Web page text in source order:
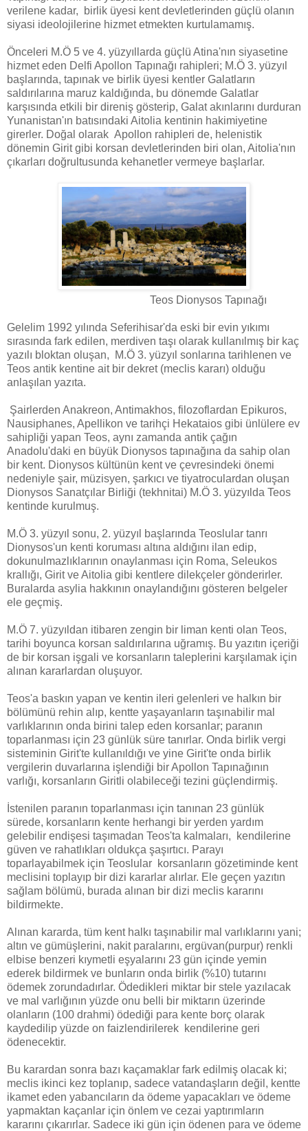
verilene kadar, birlik üyesi kent devletlerinden güçlü olanın
siyasi ideolojilerine hizmet etmekten kurtulamamış.
Önceleri M.Ö 5 ve 4. yüzyıllarda güçlü Atina'nın siyasetine
hizmet eden Delfi Apollon Tapınağı rahipleri; M.Ö 3. yüzyıl
başlarında, tapınak ve birlik üyesi kentler Galatların
saldırılarına maruz kaldığında, bu dönemde Galatlar
karşısında etkili bir direniş gösterip, Galat akınlarını durduran
Yunanistan'ın batısındaki Aitolia kentinin hakimiyetine
girerler. Doğal olarak Apollon rahipleri de, helenistik
dönemin Girit gibi korsan devletlerinden biri olan, Aitolia'nın
çıkarları doğrultusunda kehanetler vermeye başlarlar.
Teos Dionysos Tapınağı
Gelelim 1992 yılında Seferihisar'da eski bir evin yıkımı
sırasında fark edilen, merdiven taşı olarak kullanılmış bir kaç
yazılı bloktan oluşan, M.Ö 3. yüzyıl sonlarına tarihlenen ve
Teos antik kentine ait bir dekret (meclis kararı) olduğu
anlaşılan yazıta.
Şairlerden Anakreon, Antimakhos, filozoflardan Epikuros,
Nausiphanes, Apellikon ve tarihçi Hekataios gibi ünlülere ev
sahipliği yapan Teos, aynı zamanda antik çağın
Anadolu'daki en büyük Dionysos tapınağına da sahip olan
bir kent. Dionysos kültünün kent ve çevresindeki önemi
nedeniyle şair, müzisyen, şarkıcı ve tiyatroculardan oluşan
Dionysos Sanatçılar Birliği (tekhnitai) M.Ö 3. yüzyılda Teos
kentinde kurulmuş.
M.Ö 3. yüzyıl sonu, 2. yüzyıl başlarında Teoslular tanrı
Dionysos'un kenti koruması altına aldığını ilan edip,
dokunulmazlıklarının onaylanması için Roma, Seleukos
krallığı, Girit ve Aitolia gibi kentlere dilekçeler gönderirler.
Buralarda asylia hakkının onaylandığını gösteren belgeler
ele geçmiş.
M.Ö 7. yüzyıldan itibaren zengin bir liman kenti olan Teos,
tarihi boyunca korsan saldırılarına uğramış. Bu yazıtın içeriği
de bir korsan işgali ve korsanların taleplerini karşılamak için
alınan kararlardan oluşuyor.
Teos'a baskın yapan ve kentin ileri gelenleri ve halkın bir
bölümünü rehin alıp, kentte yaşayanların taşınabilir mal
varlıklarının onda birini talep eden korsanlar; paranın
toparlanması için 23 günlük süre tanırlar. Onda birlik vergi
sisteminin Girit'te kullanıldığı ve yine Girit'te onda birlik
vergilerin duvarlarına işlendiği bir Apollon Tapınağının
varlığı, korsanların Giritli olabileceği tezini güçlendirmiş.
İstenilen paranın toparlanması için tanınan 23 günlük
sürede, korsanların kente herhangi bir yerden yardım
gelebilir endişesi taşımadan Teos'ta kalmaları, kendilerine
güven ve rahatlıkları oldukça şaşırtıcı. Parayı
toparlayabilmek için Teoslular korsanların gözetiminde kent
meclisini toplayıp bir dizi kararlar alırlar. Ele geçen yazıtın
sağlam bölümü, burada alınan bir dizi meclis kararını
bildirmekte.
Alınan kararda, tüm kent halkı taşınabilir mal varlıklarını yani;
altın ve gümüşlerini, nakit paralarını, ergüvan(purpur) renkli
elbise benzeri kıymetli eşyalarını 23 gün içinde yemin
ederek bildirmek ve bunların onda birlik (%10) tutarını
ödemek zorundadırlar. Ödedikleri miktar bir stele yazılacak
ve mal varlığının yüzde onu belli bir miktarın üzerinde
olanların (100 drahmi) ödediği para kente borç olarak
kaydedilip yüzde on faizlendirilerek kendilerine geri
ödenecektir.
Bu karardan sonra bazı kaçamaklar fark edilmiş olacak ki;
meclis ikinci kez toplanıp, sadece vatandaşların değil, kentte
ikamet eden yabancıların da ödeme yapacakları ve ödeme
yapmaktan kaçanlar için önlem ve cezai yaptırımların
kararını çıkarırlar. Sadece iki gün için ödenen para ve ödeme